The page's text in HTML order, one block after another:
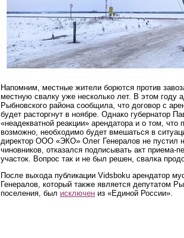
Напомним, местные жители борются против
местную свалку уже несколько лет. В этом году
Рыбновского района сообщила, что договор с
будет расторгнут в ноябре. Однако губернатор
«неадекватной реакции» арендатора и о том, что
возможно, необходимо будет вмешаться в
директор ООО «ЭКО» Олег Генералов не пустил
чиновников, отказался подписывать акт приема-
участок. Вопрос так и не был решен, свалка
После выхода публикации Vidsboku арендатор
Генералов, который также является депутатом
поселения, был исключен из «Единой России».